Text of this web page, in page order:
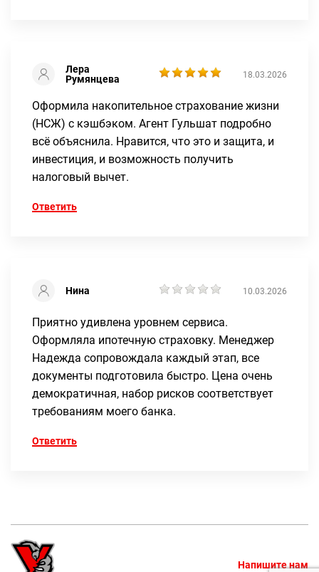
Лера
Румянцева
18.03.2026
Оформила накопительное страхование жизни
(НСЖ) с кэшбэком. Агент Гульшат подробно
всё объяснила. Нравится, что это и защита, и
инвестиция, и возможность получить
налоговый вычет.
Ответить
Нина 10.03.2026
Приятно удивлена уровнем сервиса.
Оформляла ипотечную страховку. Менеджер
Надежда сопровождала каждый этап, все
документы подготовила быстро. Цена очень
демократичная, набор рисков соответствует
требованиям моего банка.
Ответить
Напишите нам